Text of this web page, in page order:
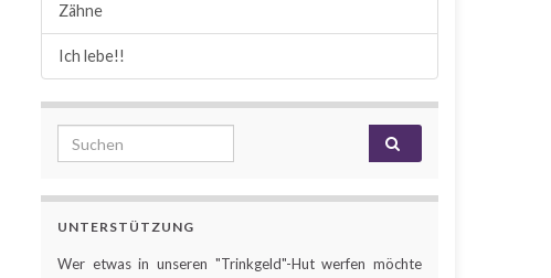
Zähne
Ich lebe!!
Search for:
UNTERSTÜTZUNG
Wer etwas in unseren "Trinkgeld"-Hut werfen möchte